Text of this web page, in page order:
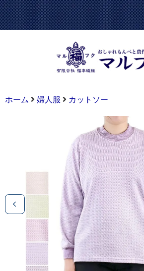
ホーム 婦人服 カットソー